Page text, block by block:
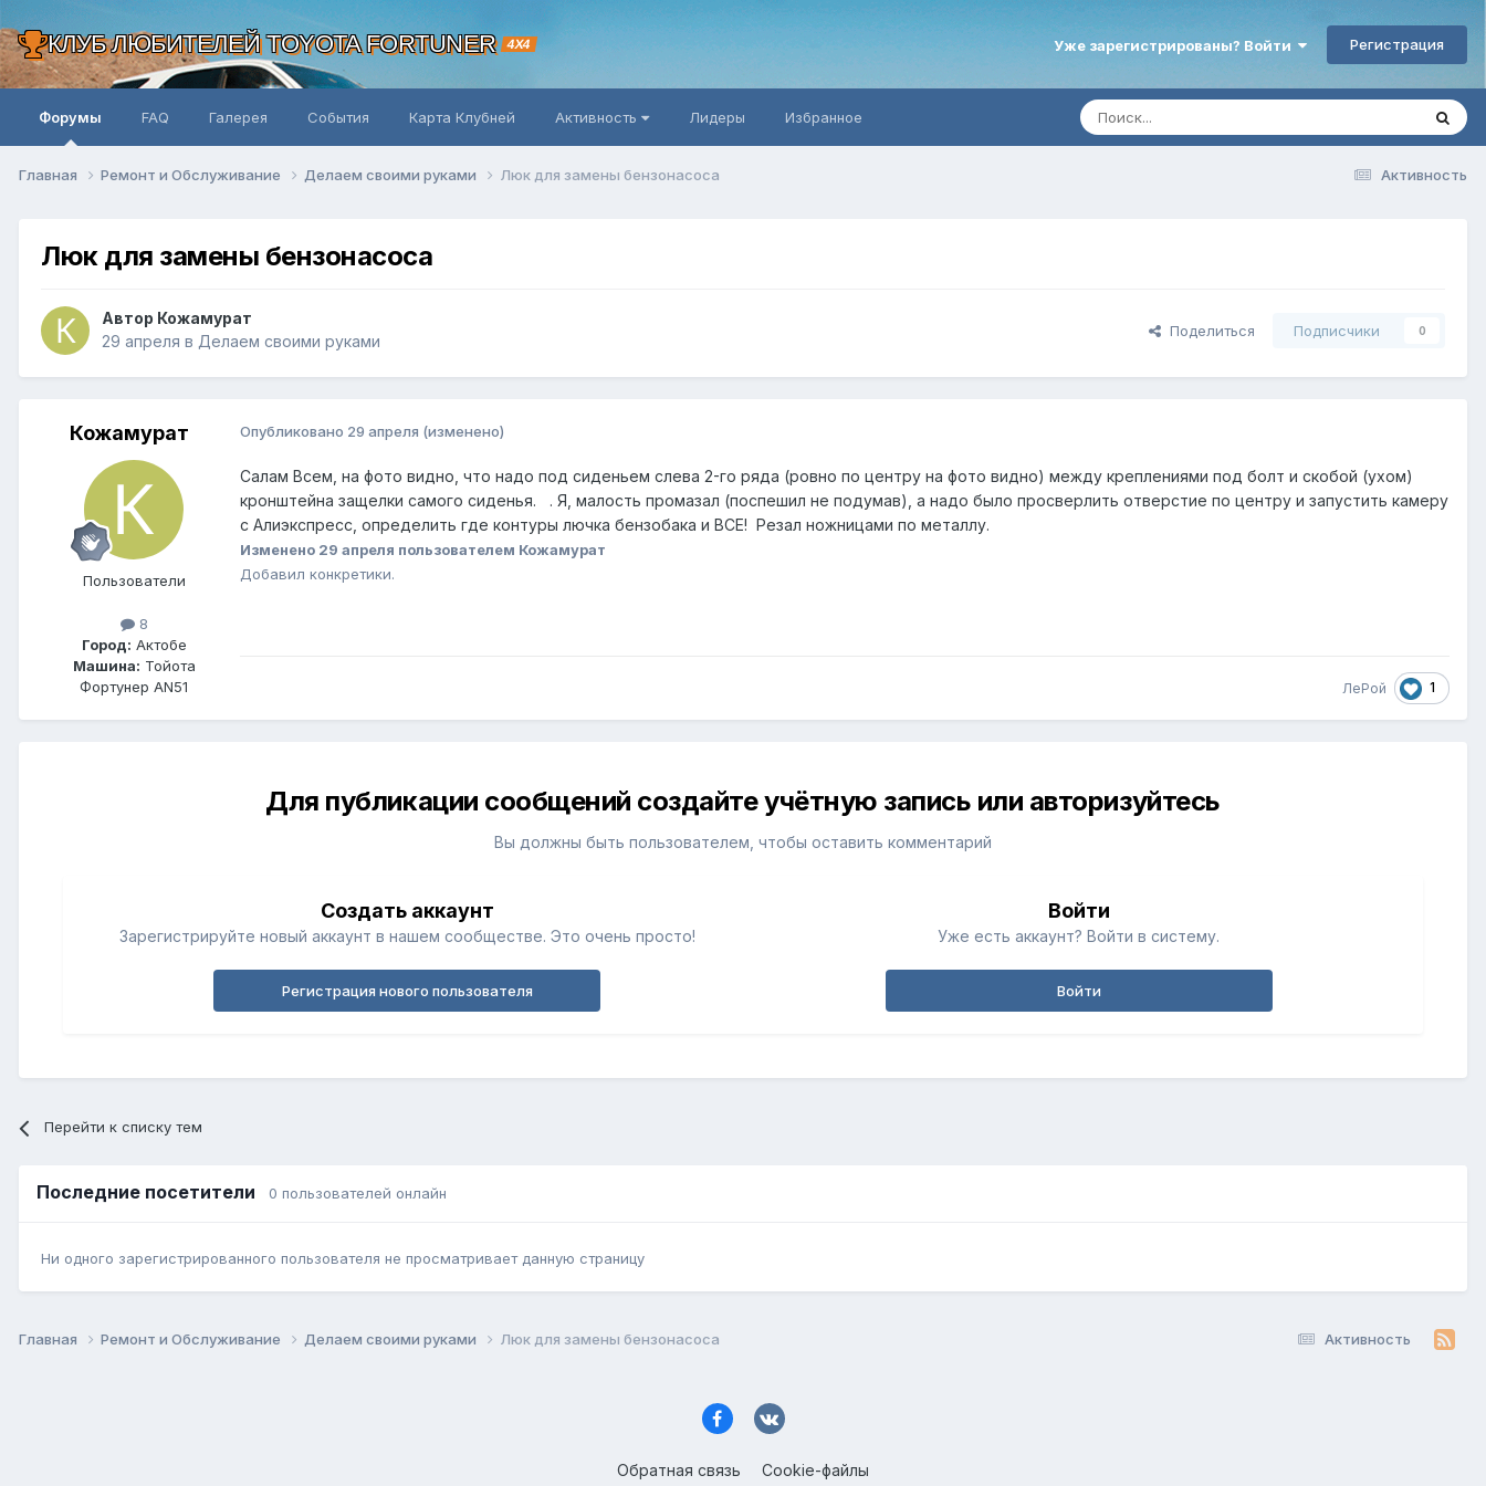
КЛУБ ЛЮБИТЕЛЕЙ TOYOTA FORTUNER 4X4 Уже зарегистрированы? Войти Регистрация
Форумы FAQ Галерея События Карта Клубней Активность Лидеры Избранное
Активность
Главная Ремонт и Обслуживание Делаем своими руками Люк для замены бензонасоса
Люк для замены бензонасоса
Автор Кожамурат
29 апреля в Делаем своими руками
Поделиться Подписчики 0
Кожамурат
Пользователи
8
Город: Актобе
Машина: Тойота
Фортунер AN51
Опубликовано 29 апреля (изменено)
Салам Всем, на фото видно, что надо под сиденьем слева 2-го ряда (ровно по центру на фото видно) между креплениями под болт и скобой (ухом)
кронштейна защелки самого сиденья. . Я, малость промазал (поспешил не подумав), а надо было просверлить отверстие по центру и запустить камеру
с Алиэкспресс, определить где контуры лючка бензобака и ВСЕ! Резал ножницами по металлу.
Изменено 29 апреля пользователем Кожамурат
Добавил конкретики.
ЛеРой 1
Для публикации сообщений создайте учётную запись или авторизуйтесь
Вы должны быть пользователем, чтобы оставить комментарий
Создать аккаунт
Зарегистрируйте новый аккаунт в нашем сообществе. Это очень просто!
Регистрация нового пользователя
Войти
Уже есть аккаунт? Войти в систему.
Войти
Перейти к списку тем
Последние посетители 0 пользователей онлайн
Ни одного зарегистрированного пользователя не просматривает данную страницу
Активность
Главная Ремонт и Обслуживание Делаем своими руками Люк для замены бензонасоса
Обратная связь Cookie-файлы